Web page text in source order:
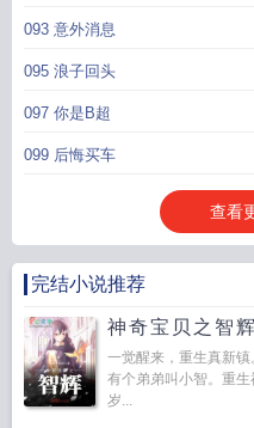
093 意外消息
095 浪子回头
097 你是B超
099 后悔买车
查看
完结小说推荐
神奇宝贝之智辉
一觉醒来，重生真新
有个弟弟叫小智。重
岁...